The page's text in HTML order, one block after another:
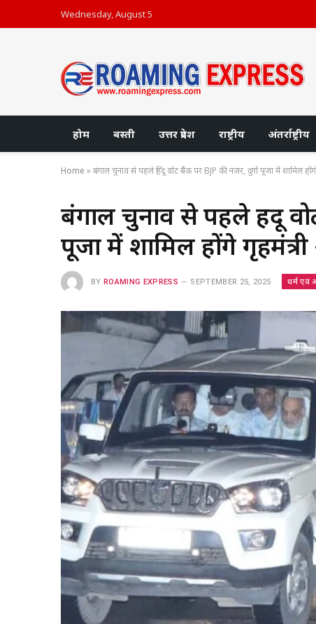
Wednesday, August 5
होम बस्ती उत्तर प्रदेश राष्ट्रीय अंतर्राष्ट्रीय
Home »बंगाल चुनाव से पहले हिंदू वोट बैंक पर BJP की नजर, दुर्गा पूजा में शामिल
बंगाल चुनाव से पहले हिंदू
पूजा में शामिल होंगे
BY ROAMING EXPRESS SEPTEMBER 25, 2025 धर्म एवं